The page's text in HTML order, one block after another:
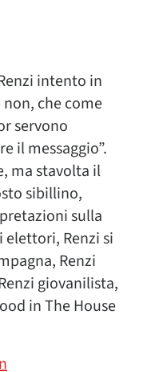
intento in
che come
servono
il messaggio”.
ma stavolta il
sibillino,
sulla
elettori, Renzi si
Renzi
giovanilista,
in The House